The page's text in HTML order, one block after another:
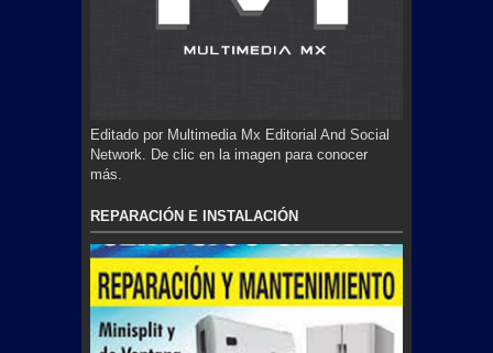
Editado por Multimedia Mx Editorial And Social
Network. De clic en la imagen para conocer
más.
REPARACIÓN E INSTALACIÓN